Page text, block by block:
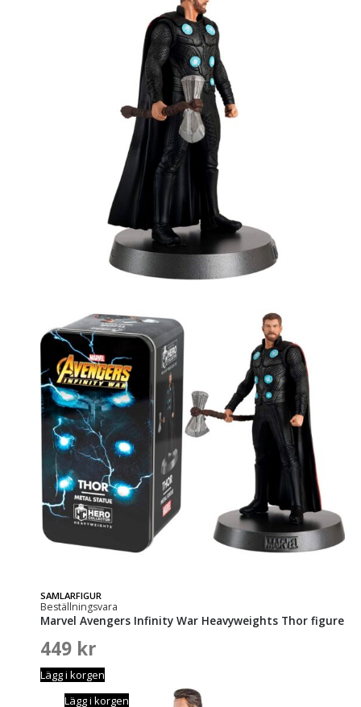
SAMLARFIGUR
Beställningsvara
Marvel Avengers Infinity War Heavyweights Thor figure
449 kr
Lägg i korgen
Lägg i korgen